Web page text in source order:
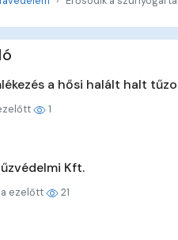
a hősi halált halt
1
Kft.
ezelőtt 21